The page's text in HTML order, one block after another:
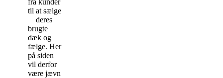
til at sælge
deres
brugte
dæk og
fælge. Her
på siden
vil derfor
være jævn